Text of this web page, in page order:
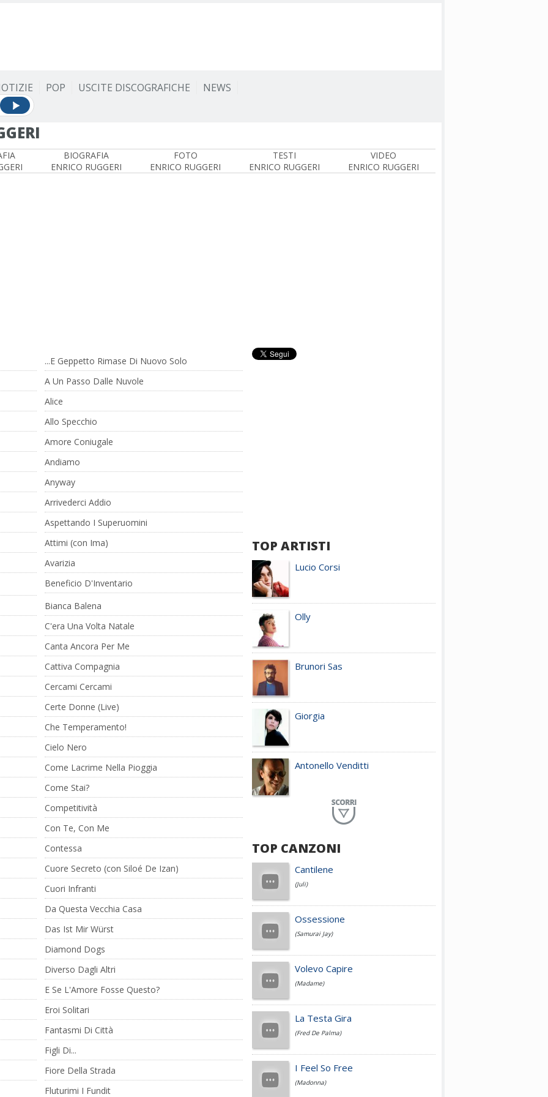
POP USCITE DISCOGRAFICHE NEWS
BIOGRAFIA
ENRICO RUGGERI
FOTO
ENRICO RUGGERI
TESTI
ENRICO RUGGERI
VIDEO
ENRICO RUGGERI
...E Geppetto Rimase Di Nuovo Solo
A Un Passo Dalle Nuvole
Alice
Allo Specchio
Amore Coniugale
Andiamo
Anyway
Arrivederci Addio
Aspettando I Superuomini
Attimi (con Ima)
Avarizia
Beneficio D'Inventario
Bianca Balena
C'era Una Volta Natale
Canta Ancora Per Me
Cattiva Compagnia
Cercami Cercami
Certe Donne (Live)
Che Temperamento!
Cielo Nero
Come Lacrime Nella Pioggia
Come Stai?
Competitività
Con Te, Con Me
Contessa
Cuore Secreto (con Siloé De Izan)
Cuori Infranti
Da Questa Vecchia Casa
Das Ist Mir Würst
Diamond Dogs
Diverso Dagli Altri
E Se L'Amore Fosse Questo?
Eroi Solitari
Fantasmi Di Città
Figli Di...
Fiore Della Strada
Fluturimi I Fundit
TOP ARTISTI
Lucio Corsi
Olly
Brunori Sas
Giorgia
Antonello Venditti
Planet Funk
Achille Lauro
Cesare Cremonini
Jovanotti
Fedez
Simone Cristicchi
TOP CANZONI
Cantilene
(Juli)
Ossessione
(Samurai Jay)
Volevo Capire
(Madame)
La Testa Gira
(Fred De Palma)
I Feel So Free
(Madonna)